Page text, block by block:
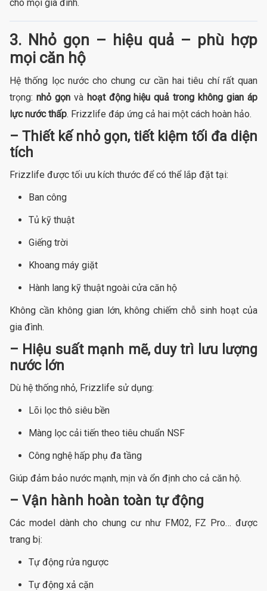
cho mọi gia đình.
3. Nhỏ gọn – hiệu quả – phù hợp
mọi căn hộ
Hệ thống lọc nước cho chung cư cần hai tiêu chí rất quan
trọng: nhỏ gọnvà hoạt động hiệu quả trong không gian áp
lực nước thấp. Frizzlife đáp ứng cả hai một cách hoàn hảo.
– Thiết kế nhỏ gọn, tiết kiệm tối đa diện
tích
Frizzlife được tối ưu kích thước để có thể lắp đặt tại:
Ban công
Tủ kỹ thuật
Giếng trời
Khoang máy giặt
Hành lang kỹ thuật ngoài cửa căn hộ
Không cần không gian lớn, không chiếm chỗ sinh hoạt của
gia đình.
– Hiệu suất mạnh mẽ, duy trì lưu lượng
nước lớn
Dù hệ thống nhỏ, Frizzlife sử dụng:
Lõi lọc thô siêu bền
Màng lọc cải tiến theo tiêu chuẩn NSF
Công nghệ hấp phụ đa tầng
Giúp đảm bảo nước mạnh, mịn và ổn định cho cả căn hộ.
– Vận hành hoàn toàn tự động
Các model dành cho chung cư như FM02, FZ Pro… được
trang bị:
Tự động rửa ngược
Tự động xả cặn